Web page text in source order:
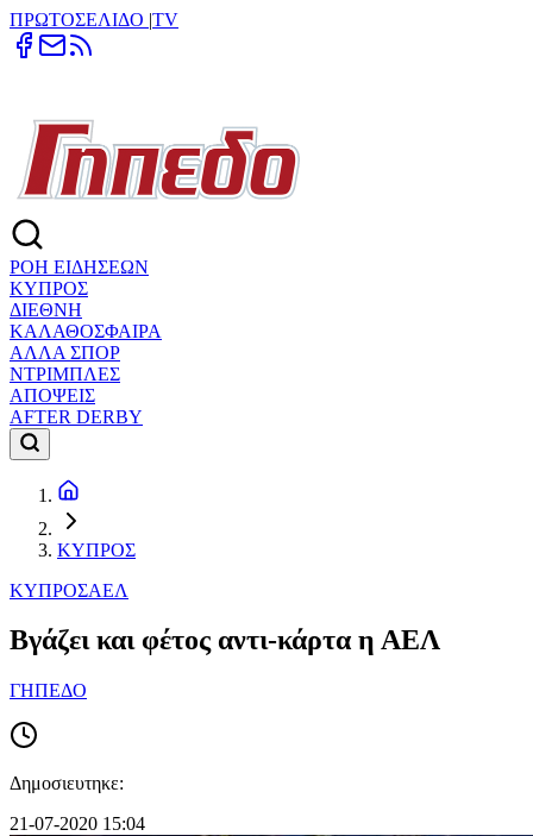
ΠΡΩΤΟΣΕΛΙΔΟ |TV
ΡΟΗ ΕΙΔΗΣΕΩΝ
ΚΥΠΡΟΣ
ΔΙΕΘΝΗ
ΚΑΛΑΘΟΣΦΑΙΡΑ
ΑΛΛΑ ΣΠΟΡ
ΝΤΡΙΜΠΛΕΣ
ΑΠΟΨΕΙΣ
AFTER DERBY
ΚΥΠΡΟΣ
ΚΥΠΡΟΣΑΕΛ
Βγάζει και φέτος αντι-κάρτα η ΑΕΛ
ΓΗΠΕΔΟ
Δημοσιευτηκε:
21-07-2020 15:04